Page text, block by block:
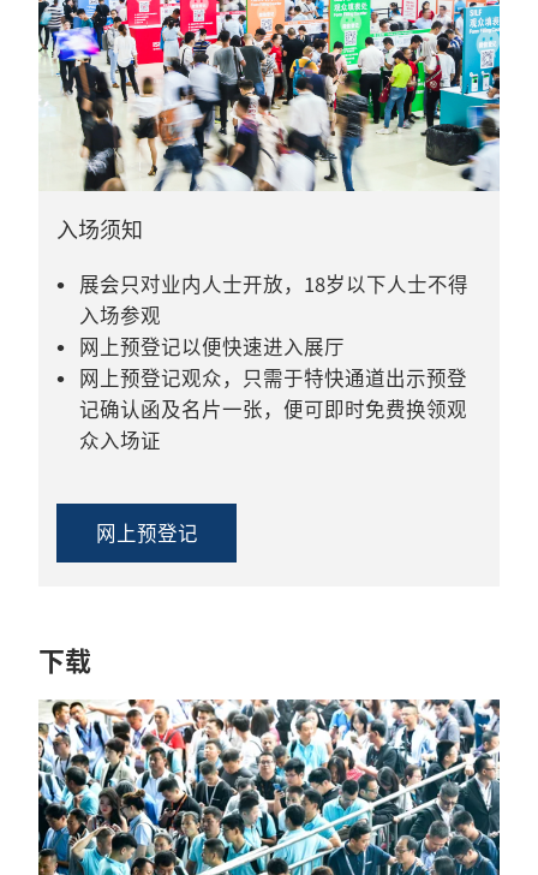
入场须知
展会只对业内人士开放，18岁以下人士不得
入场参观
网上预登记以便快速进入展厅
网上预登记观众，只需于特快通道出示预登
记确认函及名片一张，便可即时免费换领观
众入场证
网上预登记
下载